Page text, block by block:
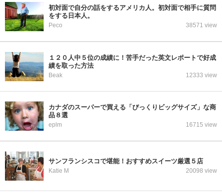
初対面で自分の話をするアメリカ人。初対面で相手に質問
をする日本人。
Peco 38571 view
１２０人中５位の成績に！苦手だった英文レポートで好成
績を取った方法
Beak 12333 view
カナダのスーパーで買える「びっくりビッグサイズ」な商
品８選
eplm 16715 view
サンフランシスコで堪能！おすすめスイーツ厳選５店
Katie M 20098 view